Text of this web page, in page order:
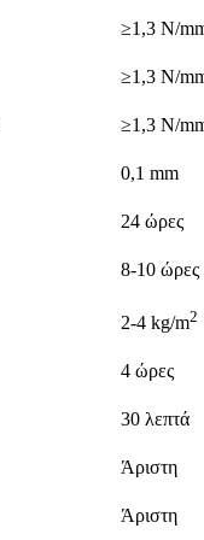
≥1,3 N/
≥1,3 N/
≥1,3 N/
0,1 mm
24 ώρες
8-10 ώρες
2-4 kg/m2
4 ώρες
30 λεπτά
Άριστη
Άριστη